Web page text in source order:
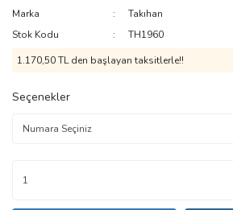
Marka
Takıhan
Stok Kodu
TH1960
1.170,50 TL den başlayan taksitlerle!!
Seçenekler